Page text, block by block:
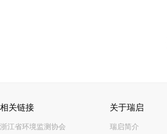
相关链接
浙江省环境监测协会
关于瑞启
瑞启简介